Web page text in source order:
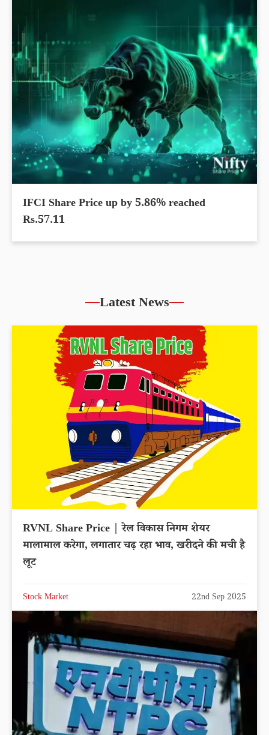
IFCI Share Price up by 5.86% reached
Rs.57.11
Latest News
RVNL Share Price | रेल विकास निगम शेयर
मालामाल करेगा, लगातार चढ़ रहा भाव, खरीदने की मची है
लूट
Stock Market 22nd Sep 2025